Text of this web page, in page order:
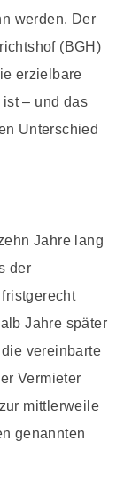
werden. Der
(BGH)
erzielbare
– und das
Unterschied
Jahre lang
der
Jahre später
vereinbarte
Vermieter
mittlerweile
genannten